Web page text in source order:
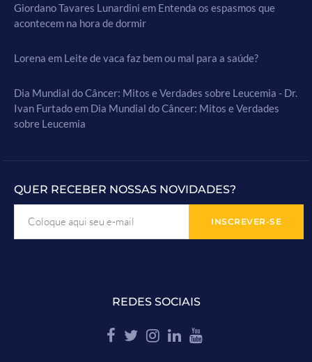
Giordano Tavares Lunardini em Entenda os espasmos que
acontecem na hora de dormir
Lorena em Leite de vaca faz bem ou mal para a saúde?
Dia Mundial do Câncer: Mitos e Verdades sobre Leucemia - Dr.
Ivan Furtadoem Dia Mundial do Câncer: Mitos e Verdades
sobre Leucemia
QUER RECEBER NOSSAS NOVIDADES?
REDES SOCIAIS